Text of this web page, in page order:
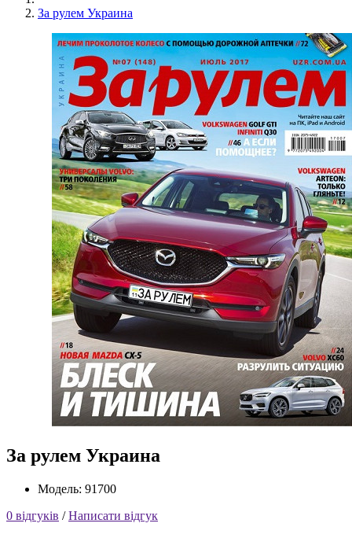
За рулем Украина
За рулем Украина
Модель: 91700
0 відгуків /Написати відгук